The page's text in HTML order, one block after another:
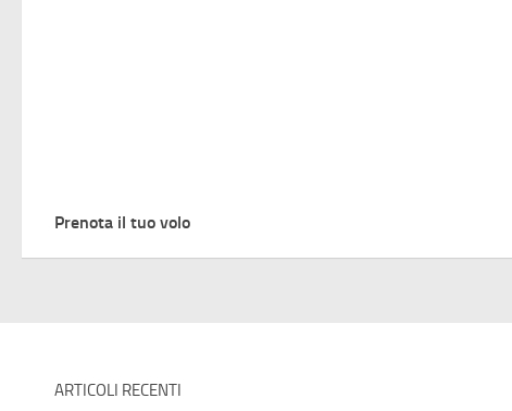
Prenota il tuo volo
ARTICOLI RECENTI